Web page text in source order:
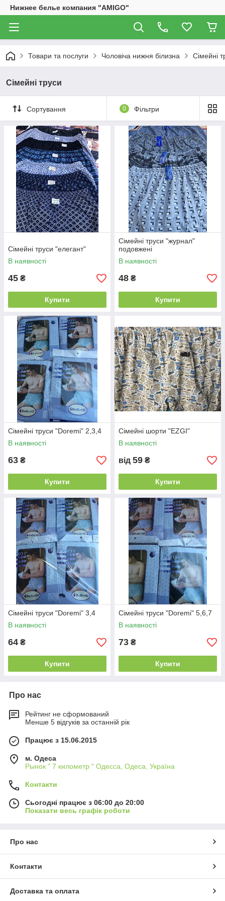
Нижнее белье компания "AMIGO"
Товари та послуги Чоловіча нижня білизна Сімейні
Сімейні труси
Сортування 0 Фільтри
Сімейні труси "елегант"
В наявності
45 ₴
Купити
Сімейні труси "журнал"
подовжені
В наявності
48 ₴
Купити
Сімейні труси "Doremi" 2,3,4
В наявності
63 ₴
Купити
Сімейні шорти "EZGI"
В наявності
від 59 ₴
Купити
Сімейні труси "Doremi" 3,4
В наявності
64 ₴
Купити
Сімейні труси "Doremi" 5,6,7
В наявності
73 ₴
Купити
Про нас
Рейтинг не сформований
Менше 5 відгуків за останній рік
Працює з 15.06.2015
м. Одеса
Рынок " 7 километр " Одесса, Одеса, Україна
Контакти
Сьогодні працює з 06:00 до 20:00
Показати весь графік роботи
Про нас
Контакти
Доставка та оплата